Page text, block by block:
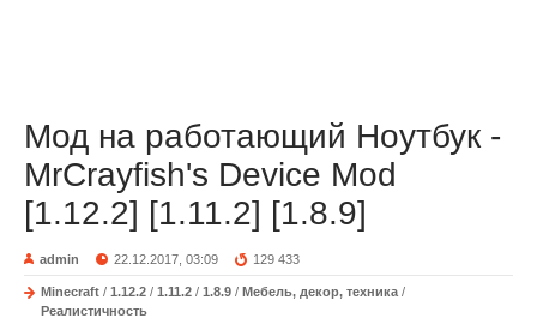
Мод на работающий Ноутбук -
MrCrayfish's Device Mod
[1.12.2] [1.11.2] [1.8.9]
admin 22.12.2017, 03:09 129 433
Minecraft / 1.12.2 / 1.11.2 / 1.8.9 / Мебель, декор, техника /
Реалистичность